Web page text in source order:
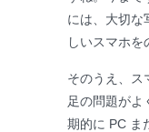
には、大切な
しいスマホを
そのうえ、ス
足の問題がよ
期的に PC ま